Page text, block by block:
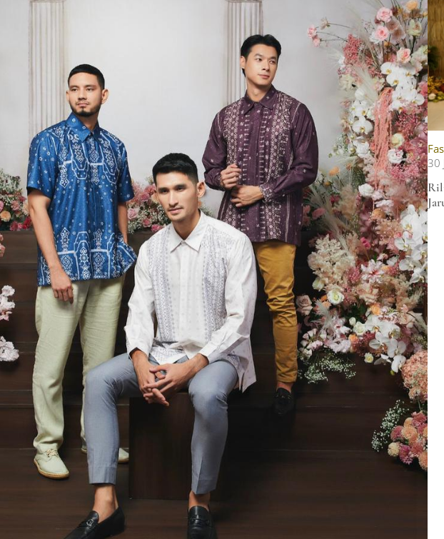
Klamby juga meluncurkan koleksi "Prive" bagi Anda yang ingin tampil simpel namun
di hari raya. Menggunakan warna soft dan neutral, koleksi ini memberikan kesan yang
dengan potongan cutting A-line yang sederhana namun dihiasi dengan aksen
menjadikannya semakin mencuri perhatian.
30